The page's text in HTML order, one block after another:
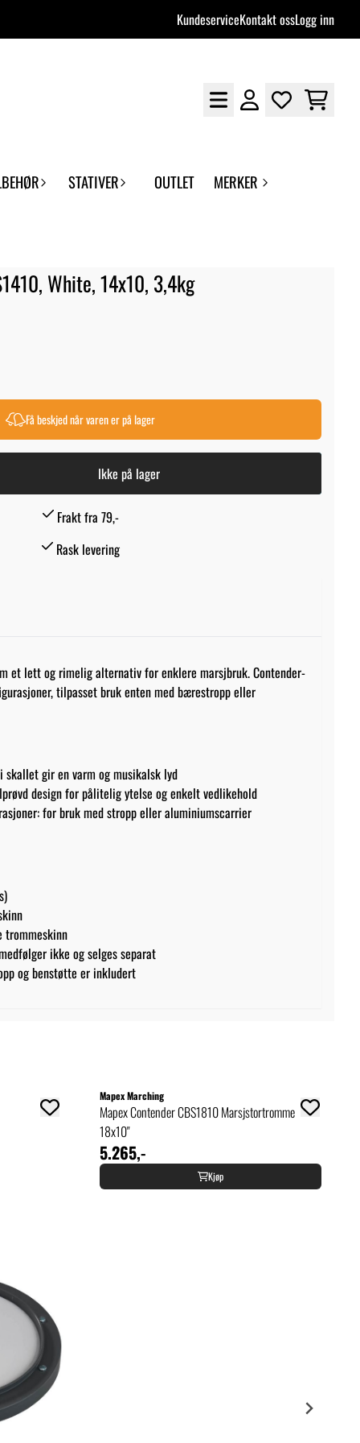
KundeserviceKontakt ossLogg inn
STATIVER OUTLET MERKER
White, 14x10, 3,4kg
Få beskjed når varen er på lager
Ikke på lager
Frakt fra 79,-
Rask levering
et lett og rimelig alternativ for enklere marsjbruk. Contender-
tilpasset bruk enten med bærestropp eller
skallet gir en varm og musikalsk lyd
design for pålitelig ytelse og enkelt vedlikehold
for bruk med stropp eller aluminiumscarrier
trommeskinn
ikke og selges separat
og benstøtte er inkludert